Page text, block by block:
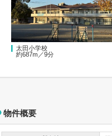
太田小学校
約687m／9分
物件概要